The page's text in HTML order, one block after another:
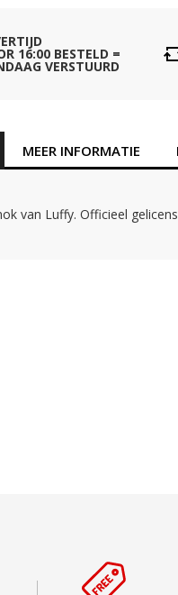
16:00 BESTELD =
VERSTUURD
van Luffy. Officieel
MEER INFORMATIE